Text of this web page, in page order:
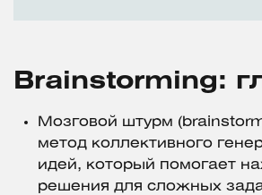
Brainstorming:
Мозговой штурм
метод коллективного
идей, который помогает
решения для сложных